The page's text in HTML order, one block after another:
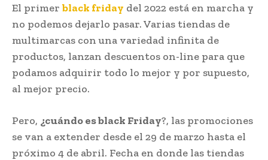
El primerblack friday del 2022 está en marcha y
no podemos dejarlo pasar. Varias tiendas de
multimarcas con una variedad infinita de
productos, lanzan descuentos on-line para que
podamos adquirir todo lo mejor y por supuesto,
al mejor precio.
Pero, ¿cuándo es black Friday?, las promociones
se van a extender desde el 29 de marzo hasta el
próximo 4 de abril. Fecha en donde las tiendas